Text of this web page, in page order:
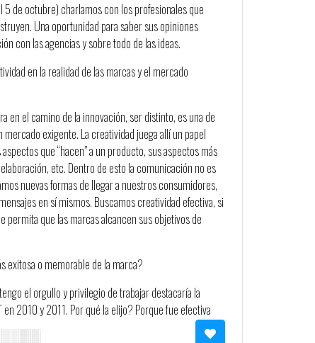
5 de octubre) charlamos con los profesionales que
Una oportunidad para saber sus opiniones
con las agencias y sobre todo de las ideas.
en la realidad de las marcas y el mercado
en el camino de la innovación, ser distinto, es una de
exigente. La creatividad juega allí un papel
que “hacen” a un producto, sus aspectos más
etc. Dentro de esto la comunicación no es
nuevas formas de llegar a nuestros consumidores,
en sí mismos. Buscamos creatividad efectiva, si
que las marcas alcancen sus objetivos de
exitosa o memorable de la marca?
el orgullo y privilegio de trabajar destacaría la
en 2010 y 2011. Por qué la elijo? Porque fue efectiva
para XO y PC (fue el 1er advergame